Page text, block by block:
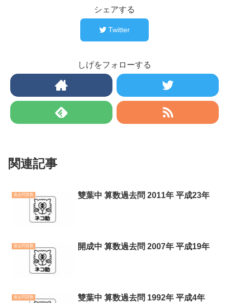
シェアする
Twitter
しげをフォローする
関連記事
過去問算数 雙葉中 算数過去問 2011年 平成23年
過去問算数 開成中 算数過去問 2007年 平成19年
過去問算数 雙葉中 算数過去問 1992年 平成4年